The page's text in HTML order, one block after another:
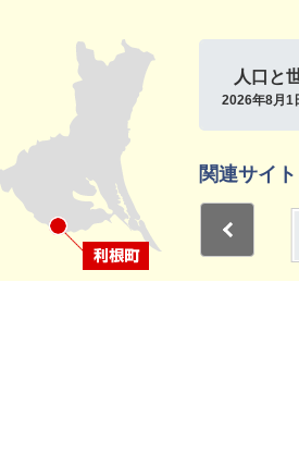
関連サイト
詳細をみる
利根町
選挙管理委員会